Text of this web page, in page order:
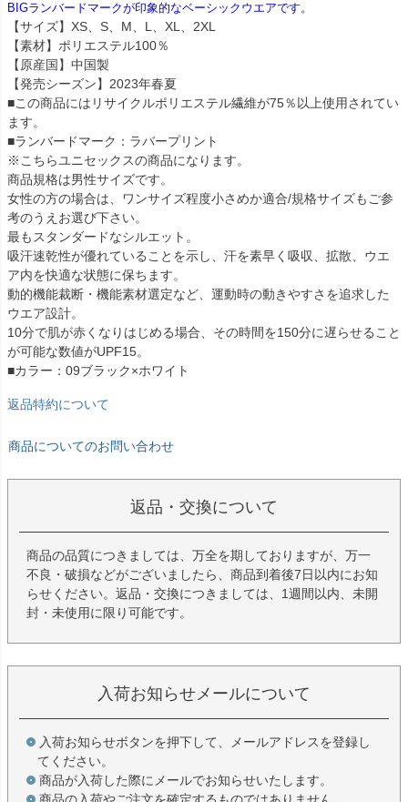
BIGランバードマークが印象的なベーシックウエアです。
【サイズ】XS、S、M、L、XL、2XL
【素材】ポリエステル100％
【原産国】中国製
【発売シーズン】2023年春夏
■この商品にはリサイクルポリエステル繊維が75％以上使用されてい
ます。
■ランバードマーク：ラバープリント
※こちらユニセックスの商品になります。
商品規格は男性サイズです。
女性の方の場合は、ワンサイズ程度小さめか適合/規格サイズもご参
考のうえお選び下さい。
最もスタンダードなシルエット。
吸汗速乾性が優れていることを示し、汗を素早く吸収、拡散、ウエ
ア内を快適な状態に保ちます。
動的機能裁断・機能素材選定など、運動時の動きやすさを追求した
ウエア設計。
10分で肌が赤くなりはじめる場合、その時間を150分に遅らせること
が可能な数値がUPF15。
■カラー：09ブラック×ホワイト
返品特約について
商品についてのお問い合わせ
返品・交換について
商品の品質につきましては、万全を期しておりますが、万一
不良・破損などがございましたら、商品到着後7日以内にお知
らせください。返品・交換につきましては、1週間以内、未開
封・未使用に限り可能です。
入荷お知らせメールについて
入荷お知らせボタンを押下して、メールアドレスを登録し
てください。
商品が入荷した際にメールでお知らせいたします。